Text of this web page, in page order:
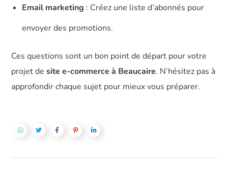
Email marketing : Créez une liste d’abonnés pour
envoyer des promotions.
Ces questions sont un bon point de départ pour votre
projet desite e-commerce à Beaucaire. N’hésitez pas à
approfondir chaque sujet pour mieux vous préparer.